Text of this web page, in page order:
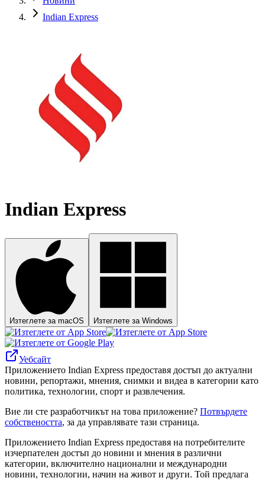
Indian Express
Indian Express
Изтеглете за macOS Изтеглете за Windows
Уебсайт
Приложението Indian Express предоставя достъп до актуални
новини, репортажи, мнения, снимки и видеа в категории като
политика, технологии, спорт и развлечения.
Вие ли сте разработчикът на това приложение? Потвърдете
собствеността, за да управлявате тази страница.
Приложението Indian Express предоставя на потребителите
изчерпателен достъп до новини и мнения в различни
категории, включително национални и международни
новини, технологии, начин на живот и други. Той предлага